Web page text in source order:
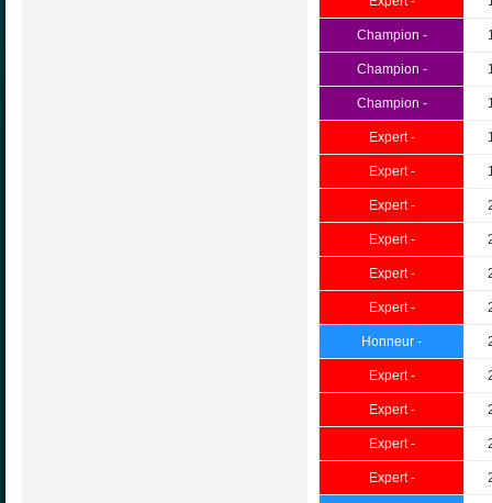
Champion -
Champion -
Champion -
Expert -
Expert -
Expert -
Expert -
Expert -
Expert -
Honneur -
Expert -
Expert -
Expert -
Expert -